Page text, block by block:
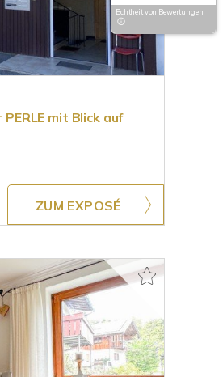
PERLE mit Blick auf
ZUM EXPOSÉ
Echtheit von Bewertungen